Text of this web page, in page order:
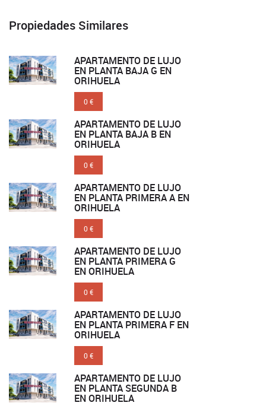
Propiedades Similares
APARTAMENTO DE LUJO
EN PLANTA BAJA G EN
ORIHUELA
0 €
APARTAMENTO DE LUJO
EN PLANTA BAJA B EN
ORIHUELA
0 €
APARTAMENTO DE LUJO
EN PLANTA PRIMERA A EN
ORIHUELA
0 €
APARTAMENTO DE LUJO
EN PLANTA PRIMERA G
EN ORIHUELA
0 €
APARTAMENTO DE LUJO
EN PLANTA PRIMERA F EN
ORIHUELA
0 €
APARTAMENTO DE LUJO
EN PLANTA SEGUNDA B
EN ORIHUELA